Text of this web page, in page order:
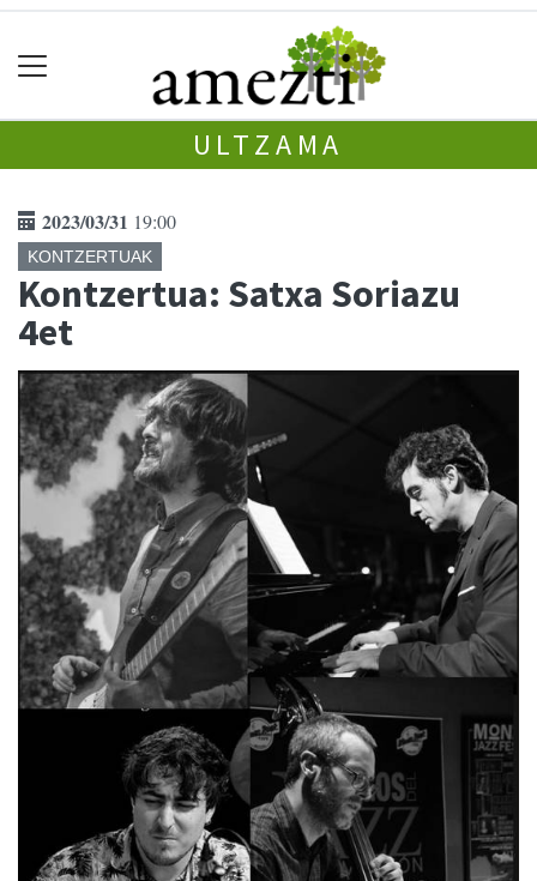
ULTZAMA
2023/03/31 19:00
KONTZERTUAK
Kontzertua: Satxa Soriazu
4et